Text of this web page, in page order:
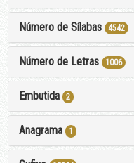
Número de Sílabas 4542
Número de Letras 1006
Embutida 2
Anagrama 1